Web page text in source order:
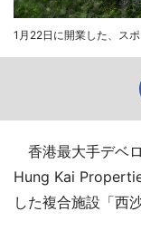
1月22日に開業した、ス
香港最大手デベ
Hung Kai
した複合施設「西